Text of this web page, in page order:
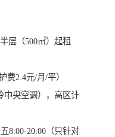
层（500㎡）起租
费2.4元/月/平）
中央空调），高区计
8:00-20:00（只针对